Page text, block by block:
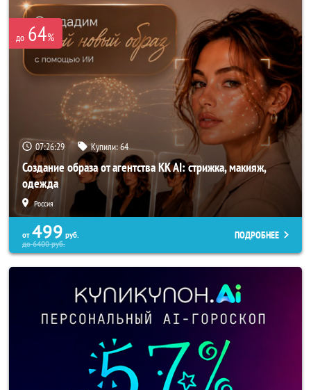
до 64%
07:26:28 Купили:64
Создание образа от агентства KK AI: стрижка, макияж,
одежда
Россия
от 499 руб.
до6400руб.
ПОДРОБНЕЕ